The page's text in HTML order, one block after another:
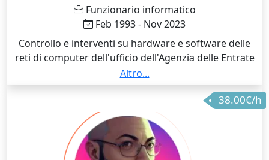
Funzionario informatico
Feb 1993 - Nov 2023
Controllo e interventi su hardware e software delle
reti di computer dell'ufficio dell'Agenzia delle Entrate
dove ho lavorato. Interventi di assistenza tecnicaa,
coordinamento di gruppi di colleghi, formazione
informatica, redazione di manuali tecnici, creazione e
manutenzione di siti intranet, collaborazione sulla
comunicazione e sull'accessibilità del sito dell'Agenzia
delle Entrate
Altro...
38.00€/h